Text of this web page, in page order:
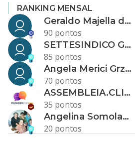
RANKING MENSAL
Geraldo Majella da Silva
90 pontos
SETTESINDICO GOVERNANÇA CONDOMINIAL
85 pontos
Angela Merici Grzybowski
70 pontos
ASSEMBLEIA.CLICK
35 pontos
Angelina Somolanji R. Oliveira
20 pontos